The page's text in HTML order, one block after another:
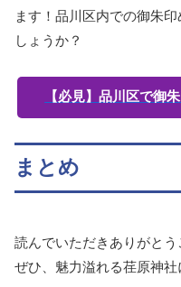
ます！品川区内での御朱
しょうか？
【必見】品川区で御
まとめ
読んでいただきありがとう
ぜひ、魅力溢れる荏原神社